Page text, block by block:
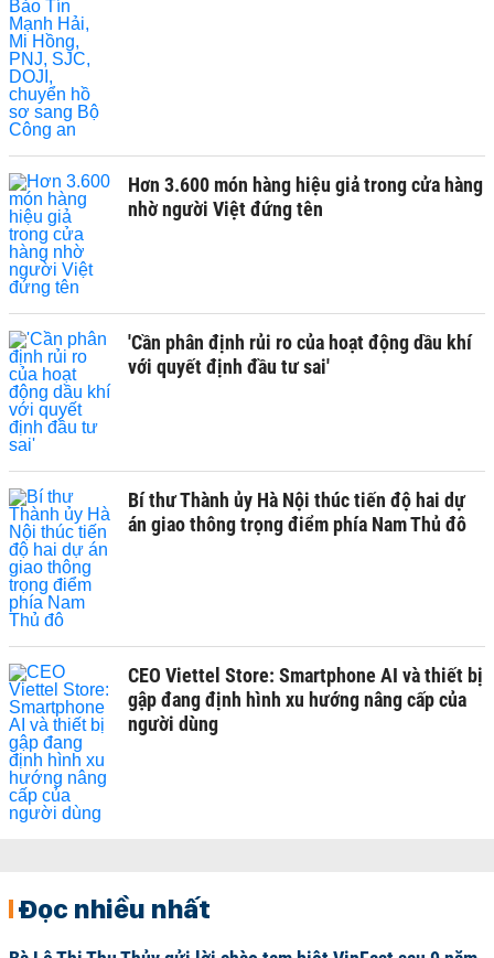
Hơn 3.600 món hàng hiệu giả trong cửa hàng
nhờ người Việt đứng tên
'Cần phân định rủi ro của hoạt động dầu khí
với quyết định đầu tư sai'
Bí thư Thành ủy Hà Nội thúc tiến độ hai dự
án giao thông trọng điểm phía Nam Thủ đô
CEO Viettel Store: Smartphone AI và thiết bị
gập đang định hình xu hướng nâng cấp của
người dùng
Đọc nhiều nhất